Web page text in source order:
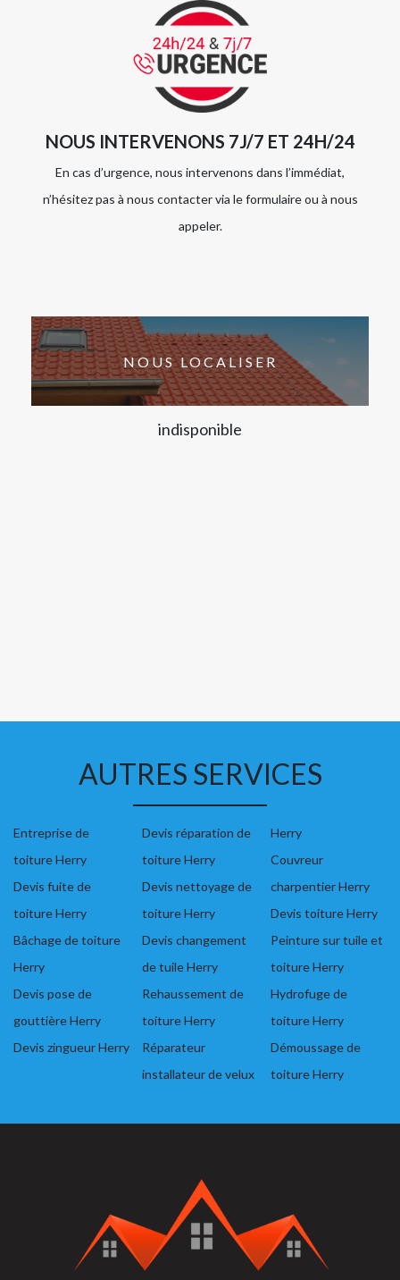
NOUS INTERVENONS 7J/7 ET 24H/24
En cas d’urgence, nous intervenons dans l’immédiat,
n’hésitez pas à nous contacter via le formulaire ou à nous
appeler.
NOUS LOCALISER
indisponible
AUTRES SERVICES
Entreprise de
toiture Herry
Devis fuite de
toiture Herry
Bâchage de toiture
Herry
Devis pose de
gouttière Herry
Devis zingueur Herry
Devis réparation de
toiture Herry
Devis nettoyage de
toiture Herry
Devis changement
de tuile Herry
Rehaussement de
toiture Herry
Réparateur
installateur de velux
Herry
Couvreur
charpentier Herry
Devis toiture Herry
Peinture sur tuile et
toiture Herry
Hydrofuge de
toiture Herry
Démoussage de
toiture Herry